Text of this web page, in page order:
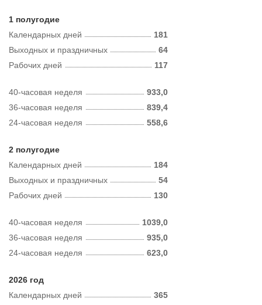
1 полугодие
Календарных дней
181
Рабочих дней 117
Выходных и праздничных 64
40-часовая неделя
933,0
36-часовая неделя
839,4
24-часовая неделя
558,6
2 полугодие
Календарных дней
184
Рабочих дней 130
Выходных и праздничных 54
40-часовая неделя
1039,0
36-часовая неделя
935,0
24-часовая неделя
623,0
2026 год
Календарных дней
365